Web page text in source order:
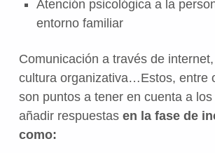
Atención psicológica a la
entorno familiar
Comunicación a través de
cultura organizativa…Estos, entre
son puntos a tener en cuenta a
añadir respuestas en la fase de
como: